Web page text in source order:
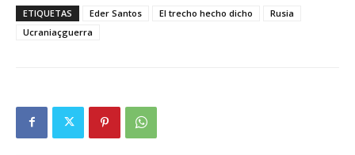
ETIQUETAS Eder Santos El trecho hecho dicho
Rusia
Ucraniaçguerra